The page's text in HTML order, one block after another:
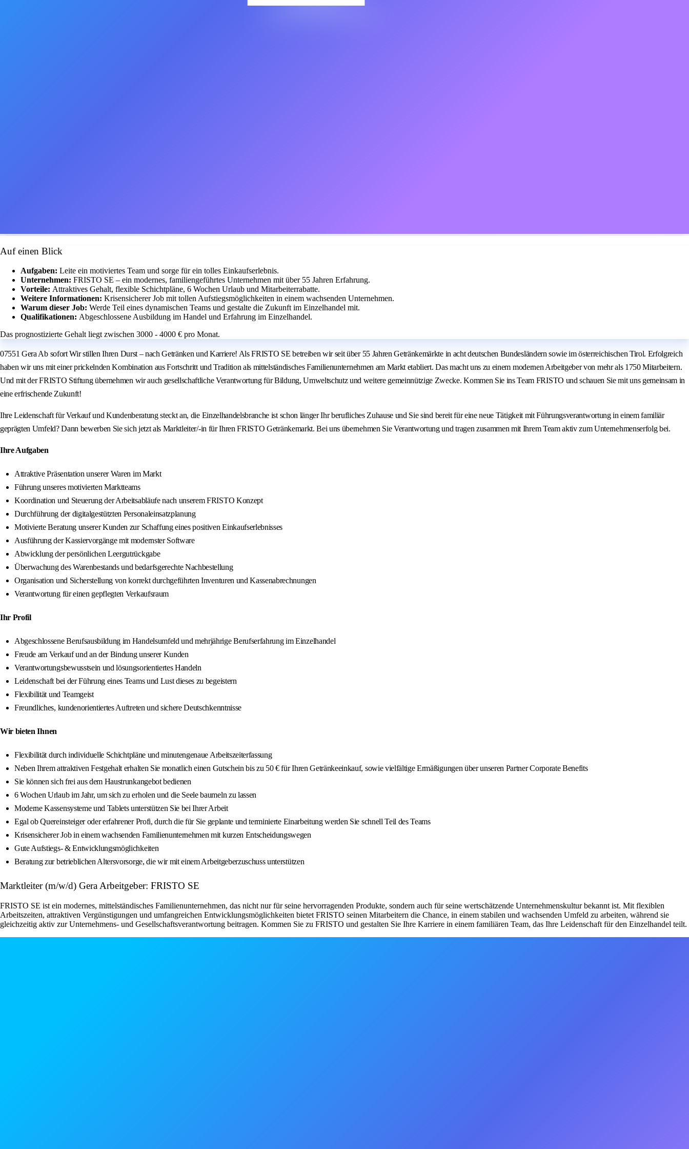
Auf einen Blick
Aufgaben: Leite ein motiviertes Team und sorge für ein tolles Einkaufserlebnis.
Unternehmen: FRISTO SE – ein modernes, familiengeführtes Unternehmen mit über 55 Jahren Erfahrung.
Vorteile: Attraktives Gehalt, flexible Schichtpläne, 6 Wochen Urlaub und Mitarbeiterrabatte.
Weitere Informationen: Krisensicherer Job mit tollen Aufstiegsmöglichkeiten in einem wachsenden Unternehmen.
Warum dieser Job: Werde Teil eines dynamischen Teams und gestalte die Zukunft im Einzelhandel mit.
Qualifikationen: Abgeschlossene Ausbildung im Handel und Erfahrung im Einzelhandel.
Das prognostizierte Gehalt liegt zwischen 3000 - 4000 € pro Monat.
07551 Gera Ab sofort Wir stillen Ihren Durst – nach Getränken und Karriere! Als FRISTO SE betreiben wir seit über 55 Jahren Getränkemärkte in acht deutschen Bundesländern sowie im österreichischen Tirol. Erfolgreich
haben wir uns mit einer prickelnden Kombination aus Fortschritt und Tradition als mittelständisches Familienunternehmen am Markt etabliert. Das macht uns zu einem modernen Arbeitgeber von mehr als 1750 Mitarbeitern.
Und mit der FRISTO Stiftung übernehmen wir auch gesellschaftliche Verantwortung für Bildung, Umweltschutz und weitere gemeinnützige Zwecke. Kommen Sie ins Team FRISTO und schauen Sie mit uns gemeinsam in
eine erfrischende Zukunft!
Ihre Leidenschaft für Verkauf und Kundenberatung steckt an, die Einzelhandelsbranche ist schon länger Ihr berufliches Zuhause und Sie sind bereit für eine neue Tätigkeit mit Führungsverantwortung in einem familiär
geprägten Umfeld? Dann bewerben Sie sich jetzt als Marktleiter/-in für Ihren FRISTO Getränkemarkt. Bei uns übernehmen Sie Verantwortung und tragen zusammen mit Ihrem Team aktiv zum Unternehmenserfolg bei.
Ihre Aufgaben
Attraktive Präsentation unserer Waren im Markt
Führung unseres motivierten Marktteams
Koordination und Steuerung der Arbeitsabläufe nach unserem FRISTO Konzept
Durchführung der digitalgestützten Personaleinsatzplanung
Motivierte Beratung unserer Kunden zur Schaffung eines positiven Einkaufserlebnisses
Ausführung der Kassiervorgänge mit modernster Software
Abwicklung der persönlichen Leergutrückgabe
Überwachung des Warenbestands und bedarfsgerechte Nachbestellung
Organisation und Sicherstellung von korrekt durchgeführten Inventuren und Kassenabrechnungen
Verantwortung für einen gepflegten Verkaufsraum
Ihr Profil
Abgeschlossene Berufsausbildung im Handelsumfeld und mehrjährige Berufserfahrung im Einzelhandel
Freude am Verkauf und an der Bindung unserer Kunden
Verantwortungsbewusstsein und lösungsorientiertes Handeln
Leidenschaft bei der Führung eines Teams und Lust dieses zu begeistern
Flexibilität und Teamgeist
Freundliches, kundenorientiertes Auftreten und sichere Deutschkenntnisse
Wir bieten Ihnen
Flexibilität durch individuelle Schichtpläne und minutengenaue Arbeitszeiterfassung
Neben Ihrem attraktiven Festgehalt erhalten Sie monatlich einen Gutschein bis zu 50 € für Ihren Getränkeeinkauf, sowie vielfältige Ermäßigungen über unseren Partner Corporate Benefits
Sie können sich frei aus dem Haustrunkangebot bedienen
6 Wochen Urlaub im Jahr, um sich zu erholen und die Seele baumeln zu lassen
Moderne Kassensysteme und Tablets unterstützen Sie bei Ihrer Arbeit
Egal ob Quereinsteiger oder erfahrener Profi, durch die für Sie geplante und terminierte Einarbeitung werden Sie schnell Teil des Teams
Krisensicherer Job in einem wachsenden Familienunternehmen mit kurzen Entscheidungswegen
Gute Aufstiegs- & Entwicklungsmöglichkeiten
Beratung zur betrieblichen Altersvorsorge, die wir mit einem Arbeitgeberzuschuss unterstützen
Marktleiter (m/w/d) Gera Arbeitgeber: FRISTO SE
FRISTO SE ist ein modernes, mittelständisches Familienunternehmen, das nicht nur für seine hervorragenden Produkte, sondern auch für seine wertschätzende Unternehmenskultur bekannt ist. Mit flexiblen
Arbeitszeiten, attraktiven Vergünstigungen und umfangreichen Entwicklungsmöglichkeiten bietet FRISTO seinen Mitarbeitern die Chance, in einem stabilen und wachsenden Umfeld zu arbeiten, während sie
gleichzeitig aktiv zur Unternehmens- und Gesellschaftsverantwortung beitragen. Kommen Sie zu FRISTO und gestalten Sie Ihre Karriere in einem familiären Team, das Ihre Leidenschaft für den Einzelhandel teilt.